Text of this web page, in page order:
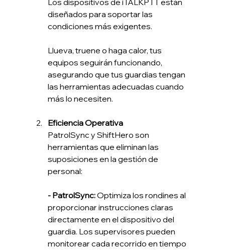
Los dispositivos de iTALKPTT están
diseñados para soportar las
condiciones más exigentes.
Llueva, truene o haga calor, tus
equipos seguirán funcionando,
asegurando que tus guardias tengan
las herramientas adecuadas cuando
más lo necesiten.
Eficiencia Operativa
PatrolSync y ShiftHero son
herramientas que eliminan las
suposiciones en la gestión de
personal:
- PatrolSync: Optimiza los rondines al
proporcionar instrucciones claras
directamente en el dispositivo del
guardia. Los supervisores pueden
monitorear cada recorrido en tiempo